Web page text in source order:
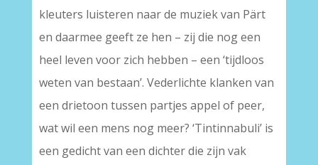
kleuters luisteren naar de muziek van Pärt
en daarmee geeft ze hen – zij die nog een
heel leven voor zich hebben – een ‘tijdloos
weten van bestaan’. Vederlichte klanken van
een drietoon tussen partjes appel of peer,
wat wil een mens nog meer? ‘Tintinnabuli’ is
een gedicht van een dichter die zijn vak